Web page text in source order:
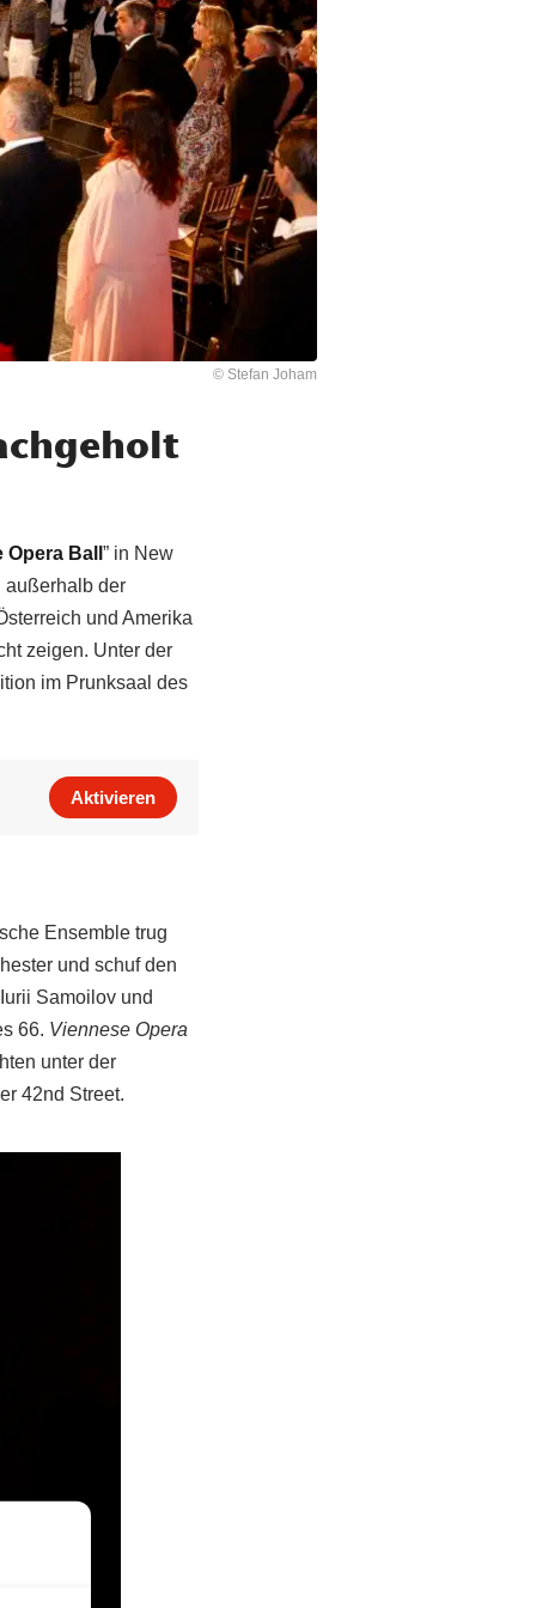
© Stefan Joham
Ball ” in New
außerhalb der
und Amerika
zeigen. Unter der
im Prunksaal des
Aktivieren
Ensemble trug
und schuf den
Samoilov und
66. Viennese Opera
unter der
42nd Street.